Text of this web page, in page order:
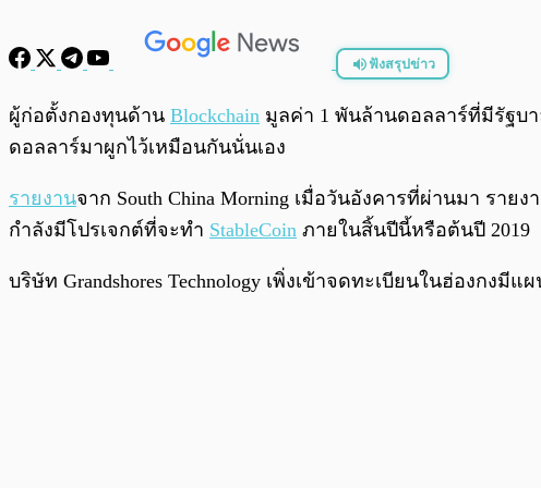
ฟังสรุปข่าว
ผู้ก่อตั้งกองทุนด้าน Blockchain มูลค่า 1 พันล้านดอลลาร์ที่มีรัฐบ
ดอลลาร์มาผูกไว้เหมือนกันนั่นเอง
รายงานจาก South China Morning เมื่อวันอังคารที่ผ่านมา ราย
กำลังมีโปรเจกต์ที่จะทำ StableCoin ภายในสิ้นปีนี้หรือต้นปี 2019
บริษัท Grandshores Technology เพิ่งเข้าจดทะเบียนในฮ่องกง